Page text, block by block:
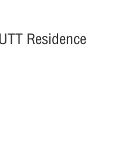
Residence